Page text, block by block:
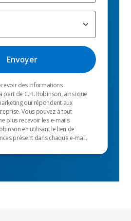
des informations
part de C.H. Robinson, ainsi que
qui répondent aux
Vous pouvez à tout
plus recevoir les e-mails
en utilisant le lien de
présent dans chaque e-mail.